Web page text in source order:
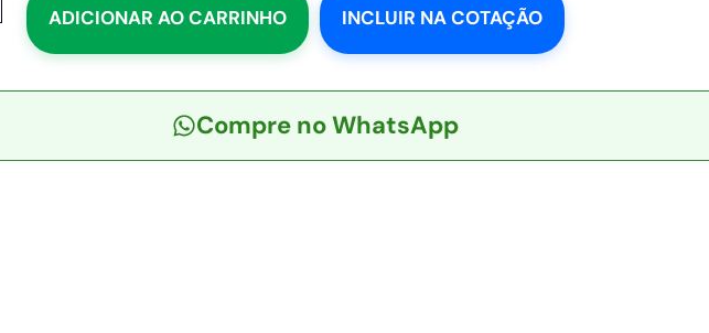
ADICIONAR AO CARRINHO INCLUIR NA COTAÇÃO
Compre no WhatsApp